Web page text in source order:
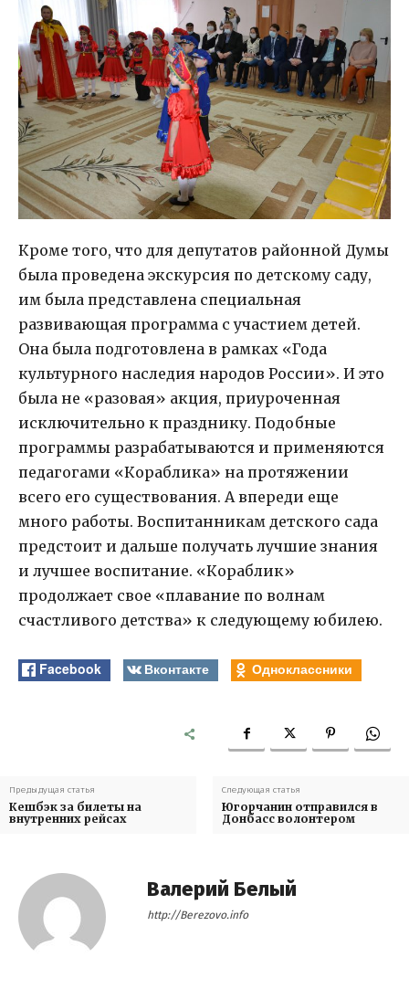
Кроме того, что для депутатов районной Думы
была проведена экскурсия по детскому саду,
им была представлена специальная
развивающая программа с участием детей.
Она была подготовлена в рамках «Года
культурного наследия народов России». И это
была не «разовая» акция, приуроченная
исключительно к празднику. Подобные
программы разрабатываются и применяются
педагогами «Кораблика» на протяжении
всего его существования. А впереди еще
много работы. Воспитанникам детского сада
предстоит и дальше получать лучшие знания
и лучшее воспитание. «Кораблик»
продолжает свое «плавание по волнам
счастливого детства» к следующему юбилею.
Facebook Вконтакте Одноклассники
Предыдущая статья
Кешбэк за билеты на
внутренних рейсах
Следующая статья
Югорчанин отправился в
Донбасс волонтером
Валерий Белый
http://Berezovo.info